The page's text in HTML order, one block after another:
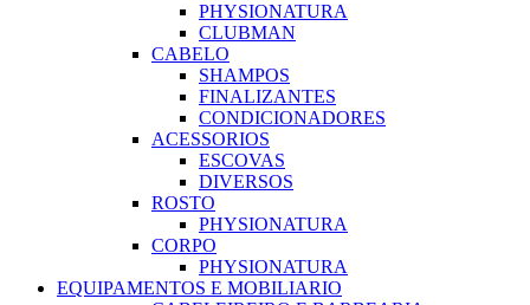
PHYSIONATURA
CLUBMAN
CABELO
SHAMPOS
FINALIZANTES
CONDICIONADORES
ACESSORIOS
ESCOVAS
DIVERSOS
ROSTO
PHYSIONATURA
CORPO
PHYSIONATURA
EQUIPAMENTOS E MOBILIARIO